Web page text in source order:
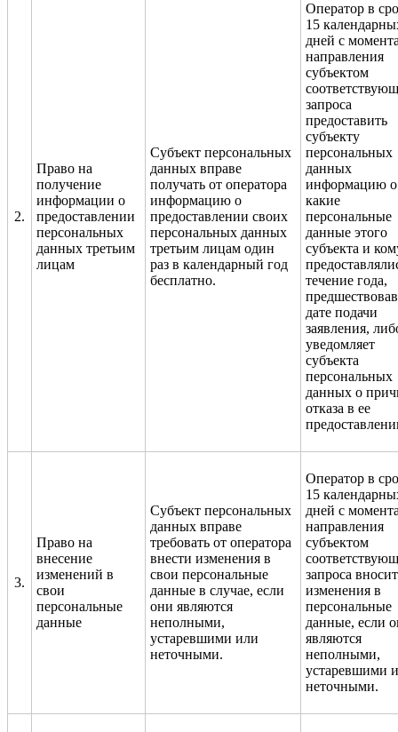
2.
Право на
получение
информации о
предоставлении
персональных
данных третьим
лицам
Субъект персональных
данных вправе
получать от оператора
информацию о
предоставлении своих
персональных данных
третьим лицам один
раз в календарный год
бесплатно.
Оператор в
15
дней с
направления
субъектом
запроса
предоставить
субъекту
персональных
данных
информацию
какие
персональные
данные этого
субъекта и
течение года,
дате подачи
заявления,
уведомляет
субъекта
персональных
данных о
отказа в ее
3.
Право на
внесение
изменений в
свои
персональные
данные
Субъект персональных
данных вправе
требовать от оператора
внести изменения в
свои персональные
данные в случае, если
они являются
неполными,
устаревшими или
неточными.
Оператор в
15
дней с
направления
субъектом
запроса вносит
изменения в
персональные
данные, если
являются
неполными,
устаревшими
неточными.